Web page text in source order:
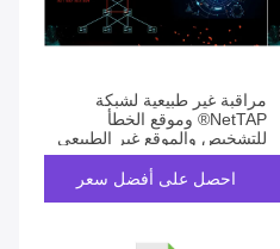
مراقبة غير طبيعية لشبكة
NetTAP® وموقع الخطأ
للتشخيص والموقع غير الطبيعي
احصل على أفضل سعر